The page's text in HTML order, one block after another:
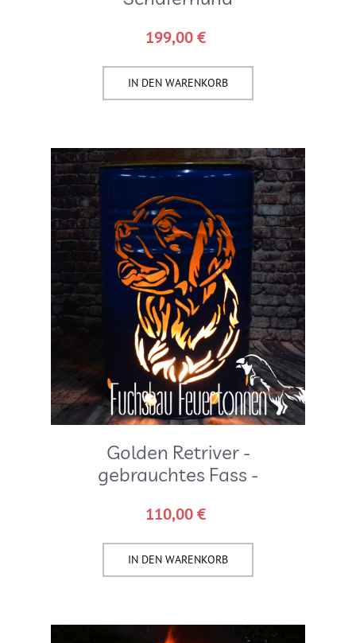
199,00€
IN DEN WARENKORB​
Golden Retriver -
gebrauchtes Fass -
110,00€
IN DEN WARENKORB​